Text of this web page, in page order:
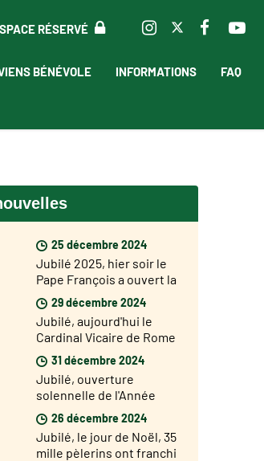
RÉSERVÉ
BÉNÉVOLE INFORMATIONS FAQ
25 décembre 2024
Jubilé 2025, hier soir le
Pape François a ouvert la
Porte Sainte de la
Basilique Saint Pierre
29 décembre 2024
Jubilé, aujourd'hui le
Cardinal Vicaire de Rome
Baldo Reina a ouvert la
Porte Sainte de Saint
Jean de Latran
31 décembre 2024
Jubilé, ouverture
solennelle de l'Année
Jubilaire dans les
diocèses du monde le 29
décembre
26 décembre 2024
Jubilé, le jour de Noël, 35
mille pèlerins ont franchi